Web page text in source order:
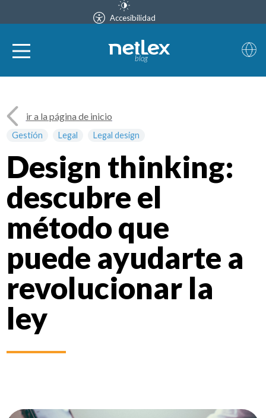
Accesibilidad
blog
Gestión Legal Legal design
ir a la página de inicio
Design thinking:
descubre el
método que
puede ayudarte a
revolucionar la
ley